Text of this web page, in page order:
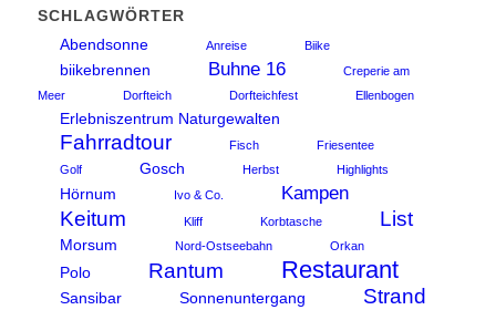
SCHLAGWÖRTER
Abendsonne
Anreise Biike
biikebrennen Buhne 16
Creperie am
Meer
Dorfteich Dorfteichfest Ellenbogen
Erlebniszentrum Naturgewalten
Fahrradtour Fisch
Friesentee
Golf
Gosch Herbst Highlights
Hörnum Ivo & Co. Kampen
Keitum Kliff Korbtasche List
Morsum Nord-Ostseebahn Orkan
Polo Rantum Restaurant
Sansibar Sonnenuntergang Strand